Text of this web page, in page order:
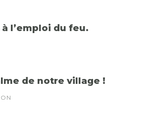
l’emploi du feu.
de notre village !